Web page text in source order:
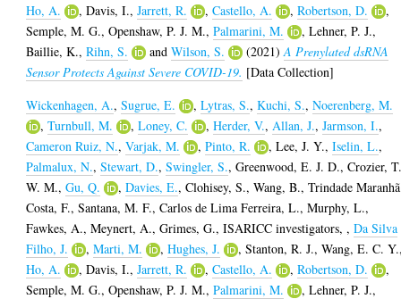
Ho, A.
,Davis, I.,Jarrett, R. ,Castello, A. ,Robertson, D.
,
Semple, M. G.,Openshaw, P. J. M.,Palmarini, M. ,Lehner, P. J.,
Baillie, K.,Rihn, S. andWilson, S. (2021)A Prenylated dsRNA
Sensor Protects Against Severe COVID-19. [Data Collection]
Wickenhagen, A.,Sugrue, E. ,Lytras, S.,Kuchi, S.,Noerenberg, M.
,Turnbull, M. ,Loney, C. ,Herder, V., Allan, J.,Jarmson, I.,
Cameron Ruiz, N.,Varjak, M. ,Pinto, R. ,Lee, J. Y.,Iselin, L.,
Palmalux, N.,Stewart, D.,Swingler, S.,Greenwood, E. J. D.,Crozier,
W. M.,Gu, Q. ,Davies, E.,Clohisey, S.,Wang, B.,Trindade Maranhã
Costa, F.,Santana, M. F.,Carlos de Lima Ferreira, L.,Murphy, L.,
Fawkes, A.,Meynert, A.,Grimes, G.,ISARICC investigators, ,Da Silva
Filho, J.
,Marti, M. ,Hughes, J. ,Stanton, R. J.,Wang, E. C. Y.
Ho, A.
,Davis, I.,Jarrett, R. ,Castello, A. ,Robertson, D.
,
Semple, M. G.,Openshaw, P. J. M.,Palmarini, M. ,Lehner, P. J.,